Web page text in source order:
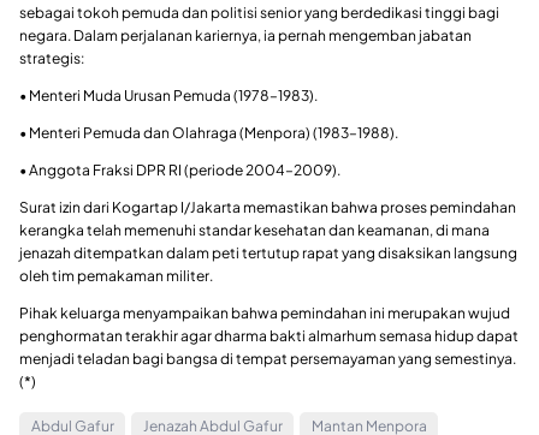
sebagai tokoh pemuda dan politisi senior yang berdedikasi tinggi bagi
negara. Dalam perjalanan kariernya, ia pernah mengemban jabatan
strategis:
• Menteri Muda Urusan Pemuda (1978–1983).
• Menteri Pemuda dan Olahraga (Menpora) (1983–1988).
• Anggota Fraksi DPR RI (periode 2004–2009).
Surat izin dari Kogartap I/Jakarta memastikan bahwa proses pemindahan
kerangka telah memenuhi standar kesehatan dan keamanan, di mana
jenazah ditempatkan dalam peti tertutup rapat yang disaksikan langsung
oleh tim pemakaman militer.
Pihak keluarga menyampaikan bahwa pemindahan ini merupakan wujud
penghormatan terakhir agar dharma bakti almarhum semasa hidup dapat
menjadi teladan bagi bangsa di tempat persemayaman yang semestinya.
(*)
Abdul Gafur Jenazah Abdul Gafur Mantan Menpora